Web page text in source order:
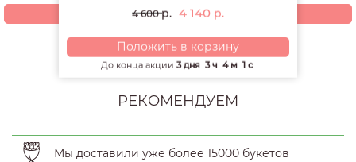
Смотреть все открытки и игрушки
РЕКОМЕНДУЕМ
Мы доставили уже более 15000 букетов
4 600р. 4 140 р.
Положить в корзину
До конца акции 3 дня 3 ч 4 м 1 с